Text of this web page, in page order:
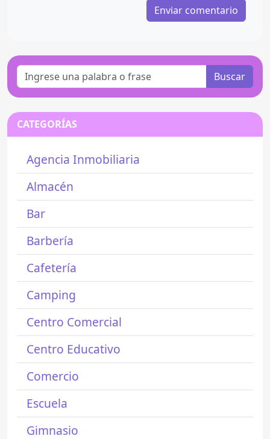
Buscar
CATEGORÍAS
Agencia Inmobiliaria
Almacén
Bar
Barbería
Cafetería
Camping
Centro Comercial
Centro Educativo
Comercio
Escuela
Gimnasio